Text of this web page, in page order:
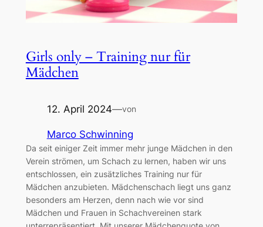
Girls only – Training nur für
Mädchen
12. April 2024—von
Marco Schwinning
Da seit einiger Zeit immer mehr junge Mädchen in den
Verein strömen, um Schach zu lernen, haben wir uns
entschlossen, ein zusätzliches Training nur für
Mädchen anzubieten. Mädchenschach liegt uns ganz
besonders am Herzen, denn nach wie vor sind
Mädchen und Frauen in Schachvereinen stark